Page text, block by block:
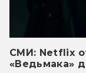
СМИ: Netflix
«Ведьмака»